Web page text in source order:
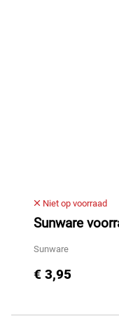
Niet op voorraad
Sunware
Sunware
€ 3,95